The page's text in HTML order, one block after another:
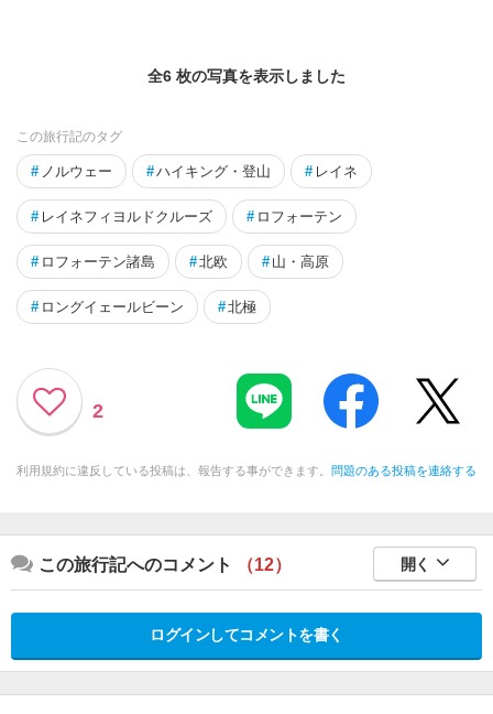
全6 枚の写真を表示しました
この旅行記のタグ
# ノルウェー #ハイキング・登山 # レイネ
# レイネフィヨルドクルーズ # ロフォーテン
# ロフォーテン諸島 #北欧 # 山・高原
# ロングイェールビーン #北極
2
利用規約に違反している投稿は、報告する事ができます。 問題のある投稿を連絡する
この旅行記へのコメント （12） 開く
ログインしてコメントを書く